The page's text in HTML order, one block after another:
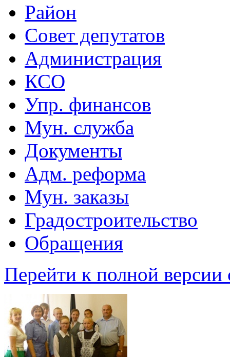
Район
Совет депутатов
Администрация
КСО
Упр. финансов
Мун. служба
Документы
Адм. реформа
Мун. заказы
Градостроительство
Обращения
Перейти к полной версии